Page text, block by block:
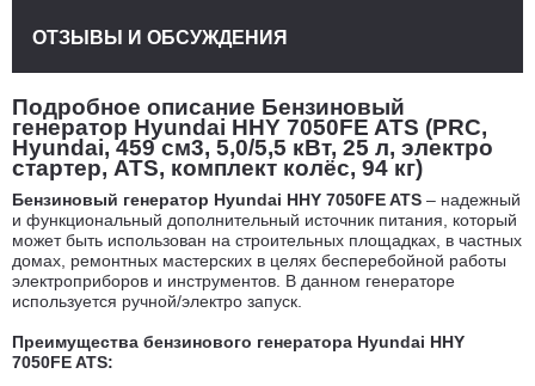
Подробное описание Бензиновый
генератор Hyundai HHY 7050FE ATS (PRC,
Hyundai, 459 см3, 5,0/5,5 кВт, 25 л, электро
стартер, ATS, комплект колёс, 94 кг)
Бензиновый генератор Hyundai HHY 7050FE ATS – надежный
и функциональный дополнительный источник питания, который
может быть использован на строительных площадках, в частных
домах, ремонтных мастерских в целях бесперебойной работы
электроприборов и инструментов. В данном генераторе
используется ручной/электро запуск.
Преимущества бензинового генератора Hyundai HHY
7050FE ATS:
ОТЗЫВЫ И ОБСУЖДЕНИЯ